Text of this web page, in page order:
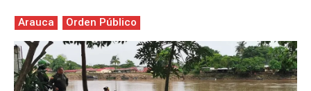
Arauca Orden Público